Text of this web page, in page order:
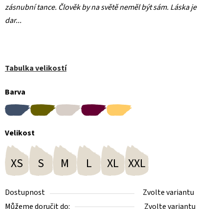
zásnubní tance. Člověk by na světě neměl být sám. Láska je
dar...
Tabulka velikostí
Barva
Velikost
XS S M L XL XXL
Dostupnost
Zvolte variantu
Můžeme doručit do:
Zvolte variantu